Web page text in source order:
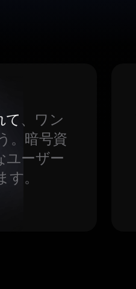
て、ワン
。暗号資
ユーザー
。